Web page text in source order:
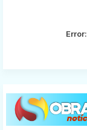
Error: